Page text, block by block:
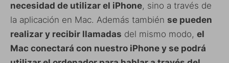
necesidad de utilizar el iPhone, sino a través de
la aplicación en Mac. Además también se pueden
realizar y recibir llamadas del mismo modo, el
Mac conectará con nuestro iPhone y se podrá